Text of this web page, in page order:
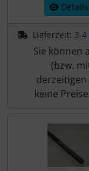
Details
Lieferzeit: 3-4
Sie können
(bzw.
derzeitigen
keine